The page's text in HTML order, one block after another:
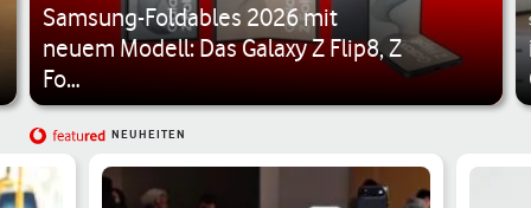
Samsung-Foldables 2026 mit
neuem Modell: Das Galaxy Z Flip8, Z
Fo…
NEUHEITEN